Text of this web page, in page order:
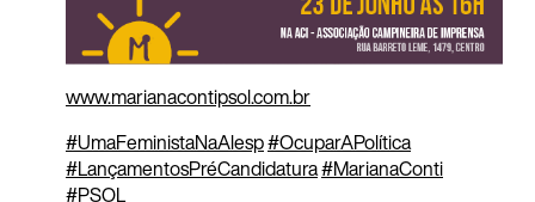
www.marianacontipsol.com.br
#UmaFeministaNaAlesp#OcuparAPolítica
#LançamentosPréCandidatura#MarianaConti
#PSOL